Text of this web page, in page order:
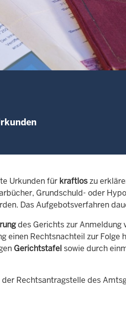
Urkunden für kraftloszu
Grundschuld- oder
Das Aufgebotsverfahren
des Gerichts zur Anmeldung
einen Rechtsnachteil zur
Gerichtstafelsowie durch
Rechtsantragstelle des